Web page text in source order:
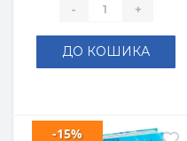
- +
ДО КОШИКА
-15%